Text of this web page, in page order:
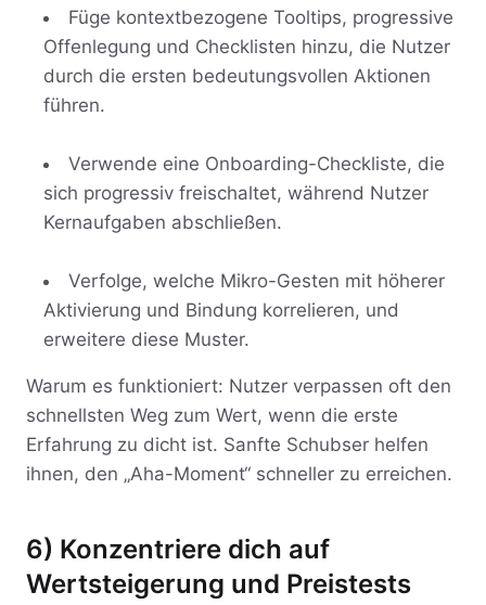
Füge kontextbezogene Tooltips, progressive
Offenlegung und Checklisten hinzu, die Nutzer
durch die ersten bedeutungsvollen Aktionen
führen.
Verwende eine Onboarding-Checkliste, die
sich progressiv freischaltet, während Nutzer
Kernaufgaben abschließen.
Verfolge, welche Mikro-Gesten mit höherer
Aktivierung und Bindung korrelieren, und
erweitere diese Muster.
Warum es funktioniert: Nutzer verpassen oft den
schnellsten Weg zum Wert, wenn die erste
Erfahrung zu dicht ist. Sanfte Schubser helfen
ihnen, den „Aha-Moment“ schneller zu erreichen.
6) Konzentriere dich auf
Wertsteigerung und Preistests